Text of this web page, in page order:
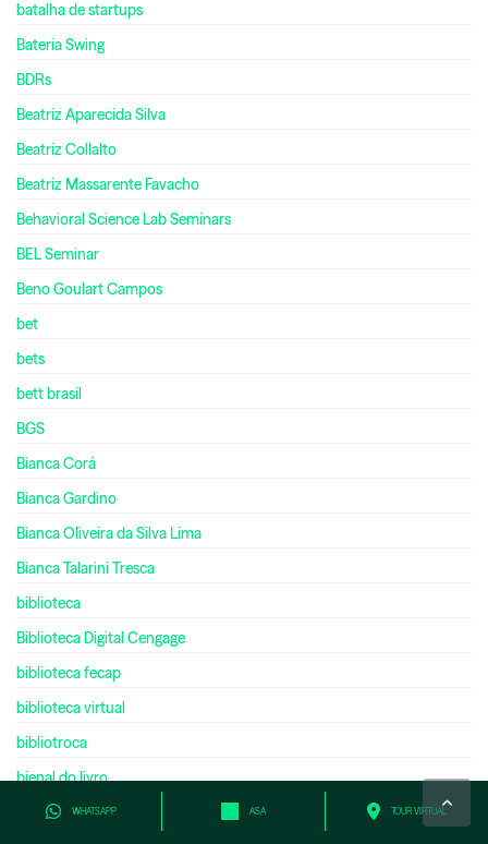
WHATSAPP ASA TOUR VIRTUAL
batalha de startups
Bateria Swing
BDRs
Beatriz Aparecida Silva
Beatriz Collalto
Beatriz Massarente Favacho
Behavioral Science Lab Seminars
BEL Seminar
Beno Goulart Campos
bet
bets
bett brasil
BGS
Bianca Corá
Bianca Gardino
Bianca Oliveira da Silva Lima
Bianca Talarini Tresca
biblioteca
Biblioteca Digital Cengage
biblioteca fecap
biblioteca virtual
bibliotroca
bienal do livro
bilíngue